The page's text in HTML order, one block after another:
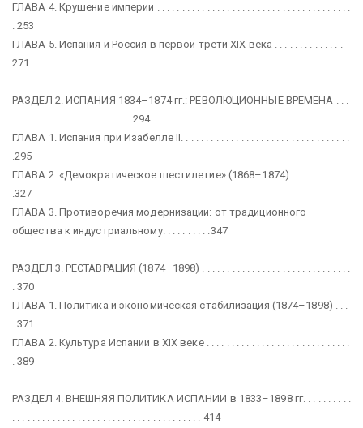
ГЛАВА 4. Крушение империи . . . . . . . . . . . . . . . . . . . . . . . . . . . . . . . . . . . . . . .
. 253
ГЛАВА 5. Испания и Россия в первой трети XIX века . . . . . . . . . . . . . .
271
РАЗДЕЛ 2. ИСПАНИЯ 1834–1874 гг.: РЕВОЛЮЦИОННЫЕ ВРЕМЕНА . . .
. . . . . . . . . . . . . . . . . . . . . . . . 294
ГЛАВА 1. Испания при Изабелле II. . . . . . . . . . . . . . . . . . . . . . . . . . . . . . . . . .
.295
ГЛАВА 2. «Демократическое шестилетие» (1868–1874). . . . . . . . . . . .
.327
ГЛАВА 3. Противоречия модернизации: от традиционного
общества к индустриальному. . . . . . . . . .347
РАЗДЕЛ 3. РЕСТАВРАЦИЯ (1874–1898) . . . . . . . . . . . . . . . . . . . . . . . . . . . . . .
. 370
ГЛАВА 1. Политика и экономическая стабилизация (1874–1898) . . .
. 371
ГЛАВА 2. Культура Испании в XIX веке . . . . . . . . . . . . . . . . . . . . . . . . . . . . .
. 389
РАЗДЕЛ 4. ВНЕШНЯЯ ПОЛИТИКА ИСПАНИИ в 1833–1898 гг. . . . . . . . . .
. . . . . . . . . . . . . . . . . . . . . . . . . . . . . . . . . . . . . . 414